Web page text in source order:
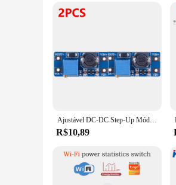
The MODULO DE POTENCIA
preventing overloads and short
that your automation projects
Ajustável DC-DC Step-Up Módulo de Alimentação, Power Apply Converter, Booster, 2A Max, 2V-24V a 5V, 9V, 12V, 28V, 1-20Pcs
R$10,89